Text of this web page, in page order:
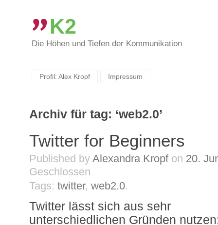
K2
Die Höhen und Tiefen der Kommunikation
Profil: Alex Kropf
Impressum
Archiv für tag: ‘web2.0’
Twitter for Beginners
Published by Alexandra Kropf on 20.
Geschlossen
Tags: twitter, web2.0.
Twitter lässt sich aus sehr
unterschiedlichen Gründen